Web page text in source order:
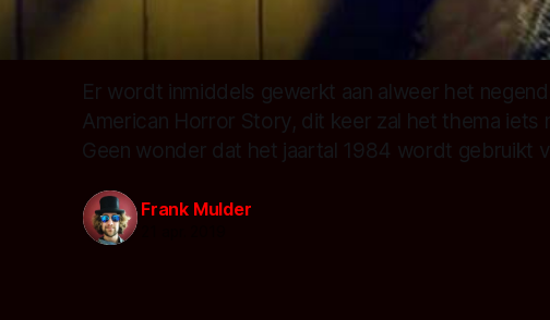
Er wordt inmiddels gewerkt aan alweer het
American Horror Story, dit keer zal het thema iets
Geen wonder dat het jaartal 1984 wordt gebruikt
Frank Mulder